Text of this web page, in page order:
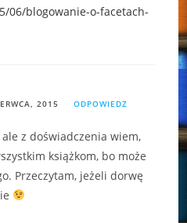
06/blogowanie-o-facetach-
2015 ODPOWIEDZ
z doświadczenia wiem,
książkom, bo może
Przeczytam, jeżeli dorwę